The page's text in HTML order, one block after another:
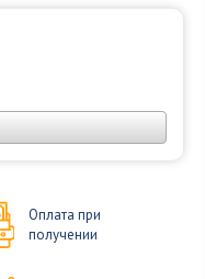
Оплата при
получении